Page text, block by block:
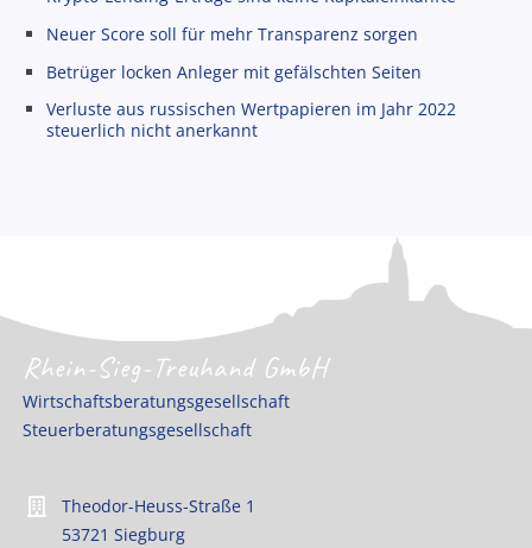
Neuer Score soll für mehr Transparenz sorgen
Betrüger locken Anleger mit gefälschten Seiten
Verluste aus russischen Wertpapieren im Jahr 2022
steuerlich nicht anerkannt
Rhein-Sieg-Treuhand GmbH
Wirtschaftsberatungsgesellschaft
Steuerberatungsgesellschaft
Theodor-Heuss-Straße 1
53721 Siegburg